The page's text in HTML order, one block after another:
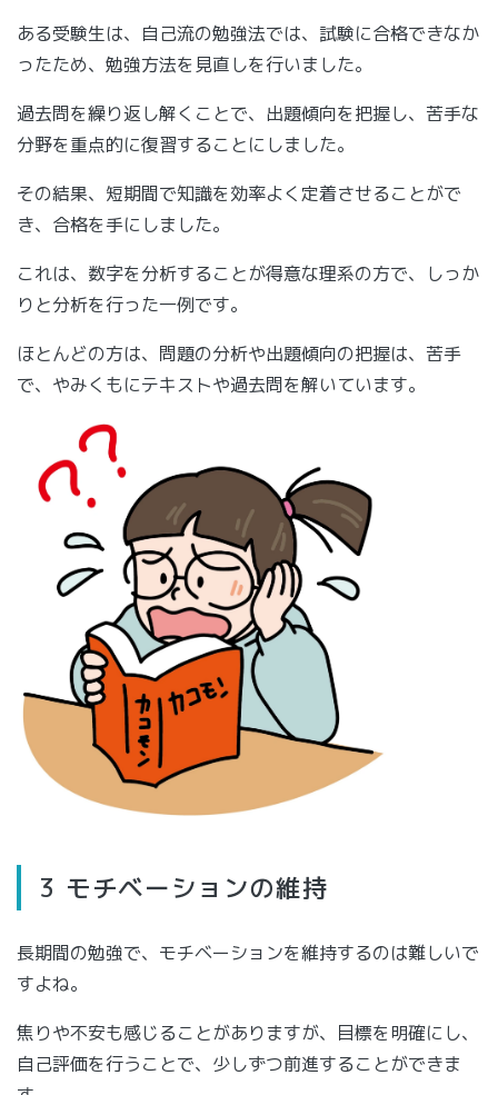
ある受験生は、自己流の勉強法では、試験に合格できなか
ったため、勉強方法を見直しを行いました。
過去問を繰り返し解くことで、出題傾向を把握し、苦手な
分野を重点的に復習することにしました。
その結果、短期間で知識を効率よく定着させることがで
き、合格を手にしました。
これは、数字を分析することが得意な理系の方で、しっか
りと分析を行った一例です。
ほとんどの方は、問題の分析や出題傾向の把握は、苦手
で、やみくもにテキストや過去問を解いています。
3 モチベーションの維持
長期間の勉強で、モチベーションを維持するのは難しいで
すよね。
焦りや不安も感じることがありますが、目標を明確にし、
自己評価を行うことで、少しずつ前進することができま